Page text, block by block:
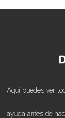
Aquí puedes ver
ayuda antes de